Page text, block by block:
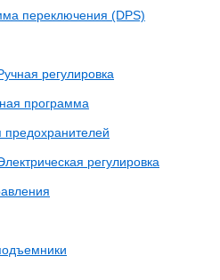
переключения (DPS)
регулировка
программа
предохранителей
регулировка